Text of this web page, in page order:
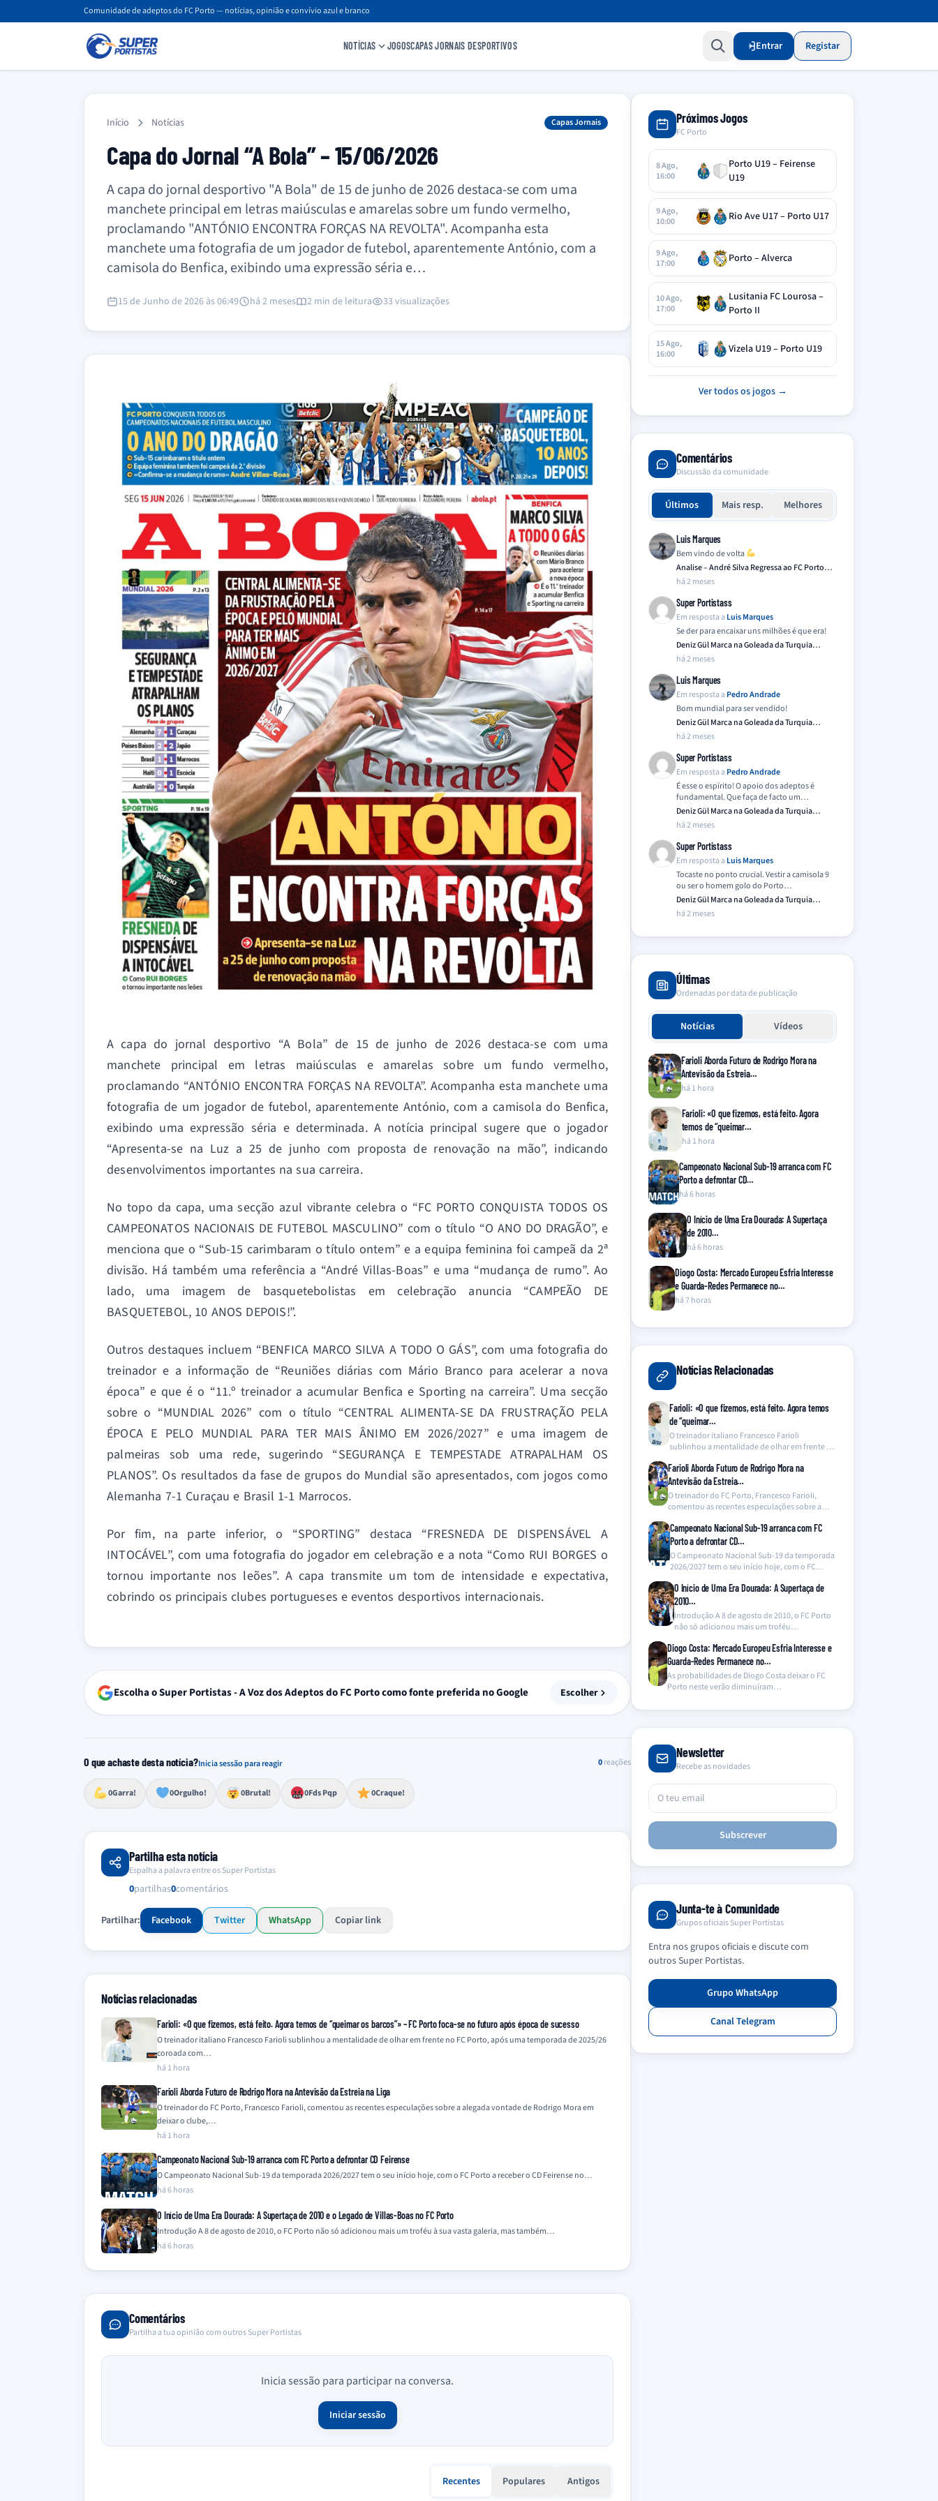
Comunidade de adeptos do FC Porto — notícias, opinião e convívio azul e branco
NOTÍCIAS JOGOSCAPAS JORNAIS DESPORTIVOS Entrar Registar
Início Notícias Capas Jornais
Capa do Jornal “A Bola” – 15/06/2026
A capa do jornal desportivo "A Bola" de 15 de junho de 2026 destaca-se com uma
manchete principal em letras maiúsculas e amarelas sobre um fundo vermelho,
proclamando "ANTÓNIO ENCONTRA FORÇAS NA REVOLTA". Acompanha esta
manchete uma fotografia de um jogador de futebol, aparentemente António, com a
camisola do Benfica, exibindo uma expressão séria e…
15 de Junho de 2026 às 06:49 há 2 meses 2 min de leitura 33 visualizações
A capa do jornal desportivo “A Bola” de 15 de junho de 2026 destaca-se com uma
manchete principal em letras maiúsculas e amarelas sobre um fundo vermelho,
proclamando “ANTÓNIO ENCONTRA FORÇAS NA REVOLTA”. Acompanha esta manchete uma
fotografia de um jogador de futebol, aparentemente António, com a camisola do Benfica,
exibindo uma expressão séria e determinada. A notícia principal sugere que o jogador
“Apresenta-se na Luz a 25 de junho com proposta de renovação na mão”, indicando
desenvolvimentos importantes na sua carreira.
No topo da capa, uma secção azul vibrante celebra o “FC PORTO CONQUISTA TODOS OS
CAMPEONATOS NACIONAIS DE FUTEBOL MASCULINO” com o título “O ANO DO DRAGÃO”, e
menciona que o “Sub-15 carimbaram o título ontem” e a equipa feminina foi campeã da 2ª
divisão. Há também uma referência a “André Villas-Boas” e uma “mudança de rumo”. Ao
lado, uma imagem de basquetebolistas em celebração anuncia “CAMPEÃO DE
BASQUETEBOL, 10 ANOS DEPOIS!”.
Outros destaques incluem “BENFICA MARCO SILVA A TODO O GÁS”, com uma fotografia do
treinador e a informação de “Reuniões diárias com Mário Branco para acelerar a nova
época” e que é o “11.º treinador a acumular Benfica e Sporting na carreira”. Uma secção
sobre o “MUNDIAL 2026” com o título “CENTRAL ALIMENTA-SE DA FRUSTRAÇÃO PELA
ÉPOCA E PELO MUNDIAL PARA TER MAIS ÂNIMO EM 2026/2027” e uma imagem de
palmeiras sob uma rede, sugerindo “SEGURANÇA E TEMPESTADE ATRAPALHAM OS
PLANOS”. Os resultados da fase de grupos do Mundial são apresentados, com jogos como
Alemanha 7-1 Curaçau e Brasil 1-1 Marrocos.
Por fim, na parte inferior, o “SPORTING” destaca “FRESNEDA DE DISPENSÁVEL A
INTOCÁVEL”, com uma fotografia do jogador em celebração e a nota “Como RUI BORGES o
tornou importante nos leões”. A capa transmite um tom de intensidade e expectativa,
cobrindo os principais clubes portugueses e eventos desportivos internacionais.
Escolha o Super Portistas - A Voz dos Adeptos do FC Porto como fonte preferida no Google Escolher
O que achaste desta notícia?Inicia sessão para reagir 0reações
0Garra!
Esforço, determinação, aprovação forte
0Orgulho!
Lealdade, amor clubístico, sentimento profundo
0Brutal!
Impressionante, chocante, de grande impacto 0Fds Pqp
Reação de desespero, raiva, frustração ou espanto extremo 0Craque!
Excelência, destaque, o melhor
Partilha esta notícia
Espalha a palavra entre os Super Portistas
0partilhas0comentários
Partilhar: Facebook Twitter WhatsApp Copiar link
Notícias relacionadas
Farioli: «O que fizemos, está feito. Agora temos de “queimar os barcos”» – FC Porto foca-se no futuro após época de sucesso
O treinador italiano Francesco Farioli sublinhou a mentalidade de olhar em frente no FC Porto, após uma temporada de 2025/26
coroada com…
há 1 hora
Farioli Aborda Futuro de Rodrigo Mora na Antevisão da Estreia na Liga
O treinador do FC Porto, Francesco Farioli, comentou as recentes especulações sobre a alegada vontade de Rodrigo Mora em
deixar o clube,…
há 1 hora
Campeonato Nacional Sub-19 arranca com FC Porto a defrontar CD Feirense
O Campeonato Nacional Sub-19 da temporada 2026/2027 tem o seu início hoje, com o FC Porto a receber o CD Feirense no…
há 6 horas
O Início de Uma Era Dourada: A Supertaça de 2010 e o Legado de Villas-Boas no FC Porto
Introdução A 8 de agosto de 2010, o FC Porto não só adicionou mais um troféu à sua vasta galeria, mas também…
há 6 horas
Comentários
Partilha a tua opinião com outros Super Portistas
Inicia sessão para participar na conversa.
Iniciar sessão
Recentes Populares Antigos
Próximos Jogos
FC Porto
8 Ago,
16:00
Porto U19 – Feirense
U19
9 Ago,
10:00
Rio Ave U17 – Porto U17
9 Ago,
17:00
Porto – Alverca
10 Ago,
17:00
Lusitania FC Lourosa –
Porto II
15 Ago,
16:00
Vizela U19 – Porto U19
Ver todos os jogos →
Comentários
Discussão da comunidade
Últimos Mais resp. Melhores
Luis Marques
Bem vindo de volta
Analise – André Silva Regressa ao FC Porto…
há 2 meses
Super Portistass
Em resposta a Luis Marques
Se der para encaixar uns milhões é que era!
Deniz Gül Marca na Goleada da Turquia
Frente…
há 2 meses
Luis Marques
Em resposta a Pedro Andrade
Bom mundial para ser vendido!
Deniz Gül Marca na Goleada da Turquia
Frente…
há 2 meses
Super Portistass
Em resposta a Pedro Andrade
É esse o espírito! O apoio dos adeptos é
fundamental. Que faça de facto um…
Deniz Gül Marca na Goleada da Turquia
Frente…
há 2 meses
Super Portistass
Em resposta a Luis Marques
Tocaste no ponto crucial. Vestir a camisola 9
ou ser o homem golo do Porto…
Deniz Gül Marca na Goleada da Turquia
Frente…
há 2 meses
Últimas
Ordenadas por data de publicação
Notícias Vídeos
Farioli Aborda Futuro de Rodrigo Mora na
Antevisão da Estreia…
há 1 hora
Farioli: «O que fizemos, está feito. Agora
temos de “queimar…
há 1 hora
Campeonato Nacional Sub-19 arranca com FC
Porto a defrontar CD…
há 6 horas
O Início de Uma Era Dourada: A Supertaça
de 2010…
há 6 horas
Diogo Costa: Mercado Europeu Esfria Interesse
e Guarda-Redes Permanece no…
há 7 horas
Notícias Relacionadas
Farioli: «O que fizemos, está feito. Agora temos
de “queimar…
O treinador italiano Francesco Farioli
sublinhou a mentalidade de olhar em frente no
Farioli Aborda Futuro de Rodrigo Mora na
Antevisão da Estreia…
O treinador do FC Porto, Francesco Farioli,
comentou as recentes especulações sobre a
Campeonato Nacional Sub-19 arranca com FC
Porto a defrontar CD…
O Campeonato Nacional Sub-19 da temporada
2026/2027 tem o seu início hoje, com o FC
O Início de Uma Era Dourada: A Supertaça de
2010…
Introdução A 8 de agosto de 2010, o FC Porto
não só adicionou mais um troféu…
Diogo Costa: Mercado Europeu Esfria Interesse e
Guarda-Redes Permanece no…
As probabilidades de Diogo Costa deixar o FC
Porto neste verão diminuíram
Newsletter
Recebe as novidades
Subscrever
Junta-te à Comunidade
Grupos oficiais Super Portistas
Entra nos grupos oficiais e discute com
outros Super Portistas.
Grupo WhatsApp
Canal Telegram